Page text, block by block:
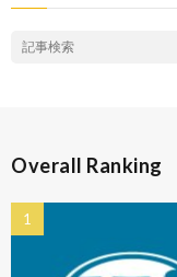
Overall Ranking